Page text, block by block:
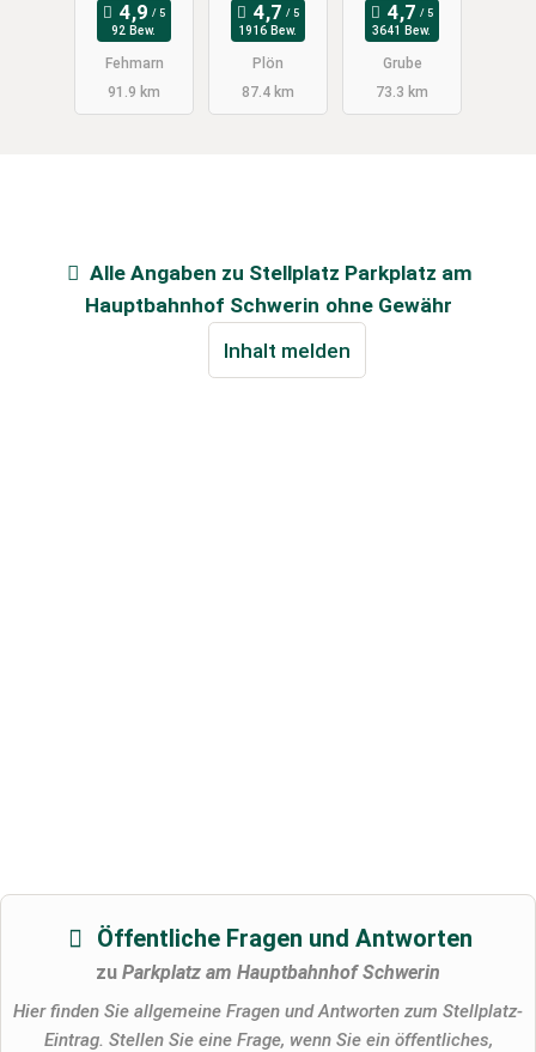
92 Bew.
Fehmarn
91.9 km
1916 Bew.
Plön
87.4 km
3641 Bew.
Grube
73.3 km
Alle Angaben zu Stellplatz Parkplatz am
Hauptbahnhof Schwerin ohne Gewähr
Inhalt melden
Öffentliche Fragen und Antworten
zu Parkplatz am Hauptbahnhof Schwerin
Hier finden Sie allgemeine Fragen und Antworten zum Stellplatz-
Eintrag. Stellen Sie eine Frage, wenn Sie ein öffentliches,